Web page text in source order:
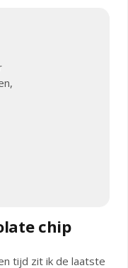
chip
tijd zit ik de laatste